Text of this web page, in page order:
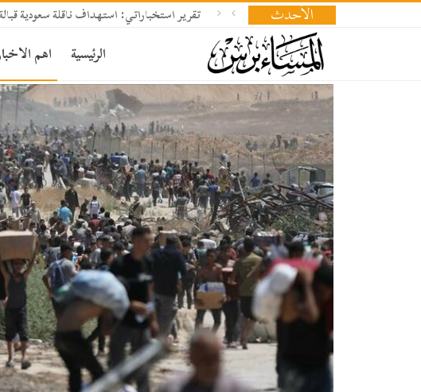
الأحدث تقرير استخباراتي: استهداف ناقلة سعودية
الرئيسية اهم